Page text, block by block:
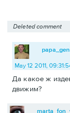
Deleted comment
papa_gen
May 12 2011,
Да какое ж
движим?